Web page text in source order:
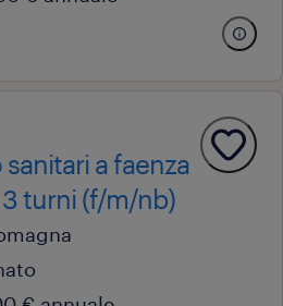
a faenza
3 turni (f/m/nb)